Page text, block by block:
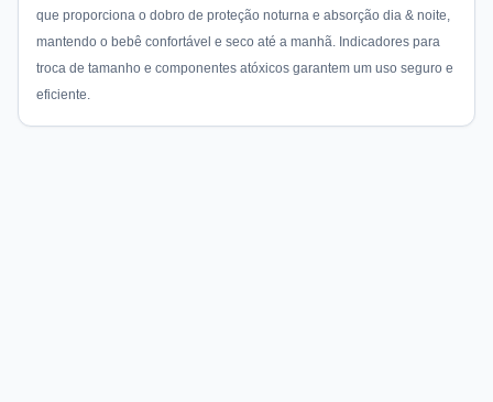
que proporciona o dobro de proteção noturna e absorção dia & noite,
mantendo o bebê confortável e seco até a manhã. Indicadores para
troca de tamanho e componentes atóxicos garantem um uso seguro e
eficiente.